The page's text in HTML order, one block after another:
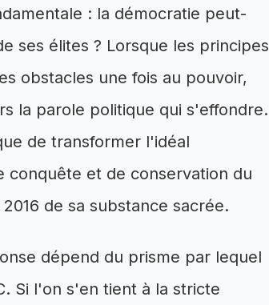
: la démocratie peut-
ses élites ? Lorsque les principes
obstacles une fois au pouvoir,
la parole politique qui s'effondre.
de transformer l'idéal
conquête et de conservation du
de sa substance sacrée.
dépend du prisme par lequel
Si l'on s'en tient à la stricte